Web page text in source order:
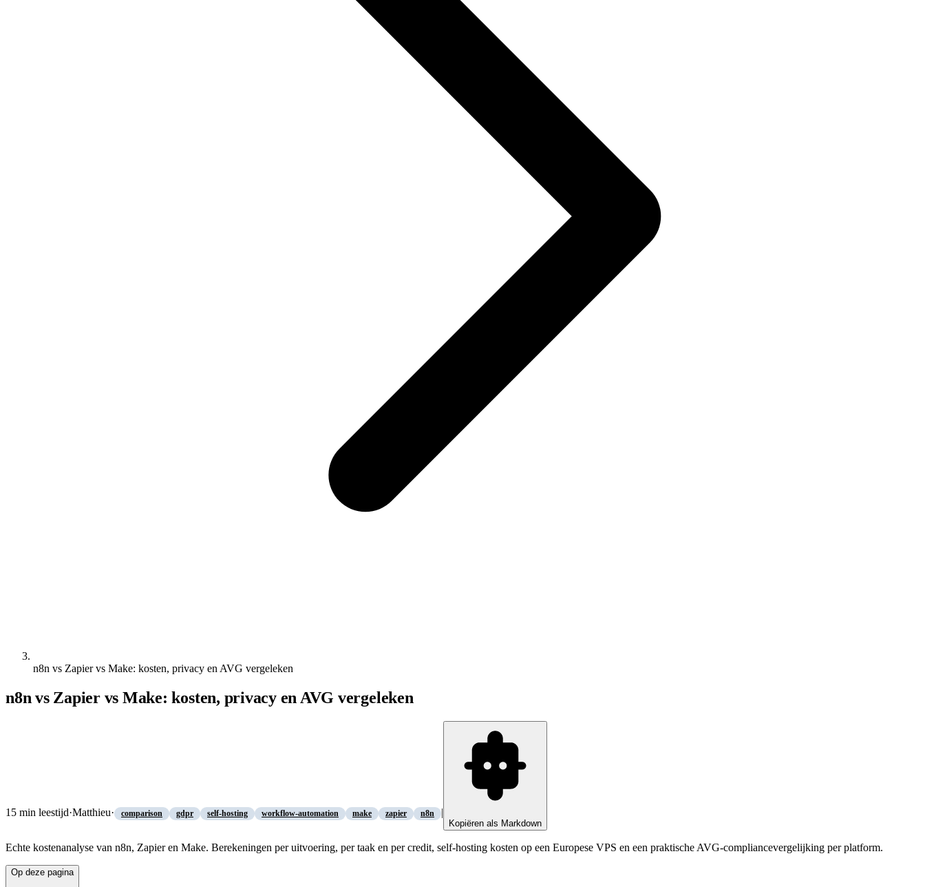
n8n vs Zapier vs Make: kosten, privacy en AVG vergeleken
n8n vs Zapier vs Make: kosten, privacy en AVG vergeleken
15 min leestijd·Matthieu· comparison gdpr self-hosting workflow-automation make zapier n8n |
Kopiëren als Markdown
Echte kostenanalyse van n8n, Zapier en Make. Berekeningen per uitvoering, per taak en per credit, self-hosting kosten op een Europese VPS en een praktische AVG-compliancevergelijking per platform.
Op deze pagina